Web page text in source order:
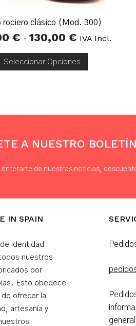
rociero clásico (Mod. 300)
€ - 130,00 €Rango
Precios:
Desde
125,00 €
IVA Incl.
Seleccionar Opciones
A NUESTRO
enterarte de nuestras noticias,
IN SPAIN
identidad
nuestros
por
Esto obedece
ofrecer la
artesanía y